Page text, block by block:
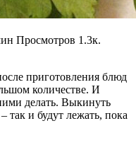
Просмотров 1.3к.
приготовления блюд
количестве. И
делать. Выкинуть
так и будут лежать, пока